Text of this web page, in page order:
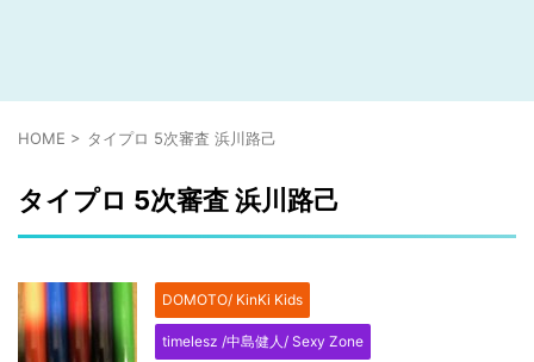
HOME > タイプロ 5次審査 浜川路己
タイプロ 5次審査 浜川路己
DOMOTO/ KinKi Kids
timelesz /中島健人/ Sexy Zone